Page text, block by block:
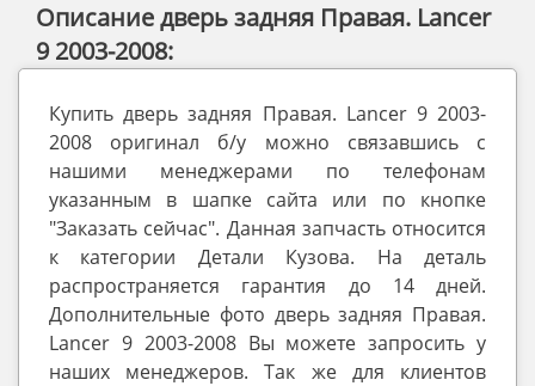
Описание дверь задняя Правая. Lancer
9 2003-2008:
Купить дверь задняя Правая. Lancer 9 2003-
2008 оригинал б/у можно связавшись с
нашими менеджерами по телефонам
указанным в шапке сайта или по кнопке
"Заказать сейчас". Данная запчасть относится
к категории Детали Кузова. На деталь
распространяется гарантия до 14 дней.
Дополнительные фото дверь задняя Правая.
Lancer 9 2003-2008 Вы можете запросить у
наших менеджеров. Так же для клиентов